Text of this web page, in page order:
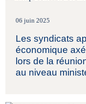
06 juin 2025
Les syndicats
économique
lors de la
au niveau